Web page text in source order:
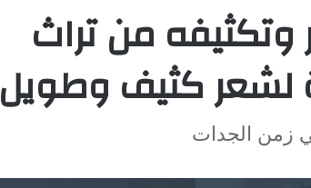
من تراث
لشعر كثيف وطويل
زمن الجدات